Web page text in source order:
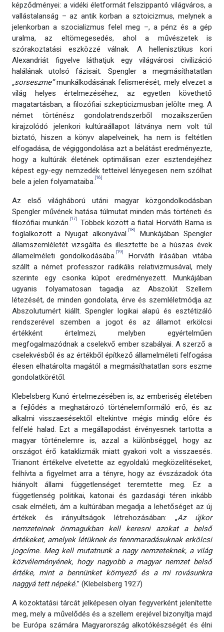
képződményei: a vidéki életformát felszippantó világváros, a
vallástalanság – az antik korban a sztoicizmus, melynek a
jelenkorban a szocializmus felel meg –, a pénz és a gép
uralma, az eltömegesedés, ahol a művészetek is
szórakoztatási eszközzé válnak. A hellenisztikus kori
Alexandriát figyelve láthatjuk egy világvárosi civilizáció
halálának utolsó fázisait. Spengler a megmásíthatatlan
„sorseszme”munkálkodásának felismerését, mely elvezet a
világ helyes értelmezéséhez, az egyetlen követhető
magatartásban, a filozófiai szkepticizmusban jelölte meg. A
német történész gondolatrendszerből mozaikszerűen
kirajzolódó jelenkori kultúraállapot látványa nem volt túl
biztató, hiszen a könyv alapelveinek, ha nem is feltétlen
elfogadása, de végiggondolása azt a belátást eredményezte,
hogy a kultúrák életének optimálisan ezer esztendejéhez
képest egy-egy nemzedék tetteivel lényegesen nem szólhat
bele a jelen folyamataiba. [16]
Az első világháború utáni magyar közgondolkodásban
Spengler művének hatása túlmutat minden más történeti és
filozófiai munkán.[17]
Többek között a fiatal Horváth Barna is
foglalkozott a Nyugat alkonyával. [18]
Munkájában Spengler
államszemléletét vizsgálta és illesztette be a húszas évek
államelméleti gondolkodásába. [19]
Horváth írásában vitába
szállt a német professzor radikális relativizmusával, mely
szerinte egy csonka kúpot eredményezett. Munkájában
ugyanis folyamatosan tagadja az Abszolút Szellem
létezését, de minden gondolata, érve és szemléletmódja az
Abszolutumért kiállt. Spengler logikai alapú és esztétizáló
rendszerével szemben a jogot és az államot erkölcsi
értékként értelmezi, melyben egyértelműen
megfogalmazódnak a cselekvő ember szabályai. A szerző a
cselekvésből és az értékből építkező államelméleti felfogása
élesen elhatárolta magától a megmásíthatatlan sors eszme
gondolatkörétől.
Klebelsberg Kunó értelmezésében is, az emberiség életében
a fejlődés a meghatározó történelemformáló erő, és az
alkalmi visszaesésektől eltekintve mégis mindig előre és
felfelé halad. Ezt a megállapodást érvényesnek tartotta a
magyar történelemre is, azzal a különbséggel, hogy az
országot érő kataklizmák miatt gyakori volt a visszaesés.
Trianont értékelve elvetette az egyoldalú megközelítéseket,
felhívta a figyelmet arra a tényre, hogy az évszázadok óta
hiányolt állami függetlenséget teremtette meg. Ez a
függetlenség politikai, katonai és gazdasági téren inkább
csak elméleti, ám a kultúrában megadja a lehetőséget az új
értékek és irányultságok létrehozásában: „Az újkor
nemzeteinek önmagukban kell keresni azokat a belső
értékeket, amelyek létüknek és fennmaradásuknak erkölcsi
jogcíme. Meg kell mutatnunk a nagy nemzeteknek, a világ
közvéleményének, hogy nagyobb a magyar nemzet belső
értéke, mint a bennünket környező és a mi rovásunkra
naggyá tett népeké.” (Klebelsberg 1927)
A közoktatási tárcát jelképesen olyan fegyverként jelenítette
meg, mely a művelődés és a szellem erejével bizonyítja majd
be Európa számára Magyarország alkotókészségét és élni